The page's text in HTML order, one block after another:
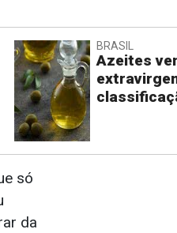
BRASIL
Azeites
só
da